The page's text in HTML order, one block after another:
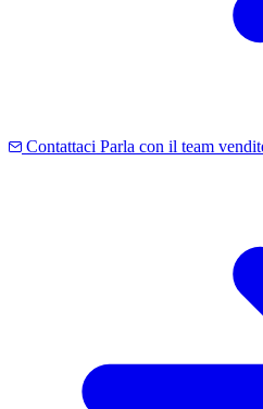
Contattaci Parla con il team